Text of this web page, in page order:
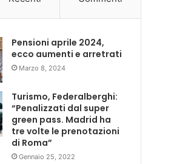
Pensioni aprile 2024,
ecco aumenti e arretrati
Marzo 8, 2024
Turismo, Federalberghi:
“Penalizzati dal super
green pass. Madrid ha
tre volte le prenotazioni
di Roma”
Gennaio 25, 2022